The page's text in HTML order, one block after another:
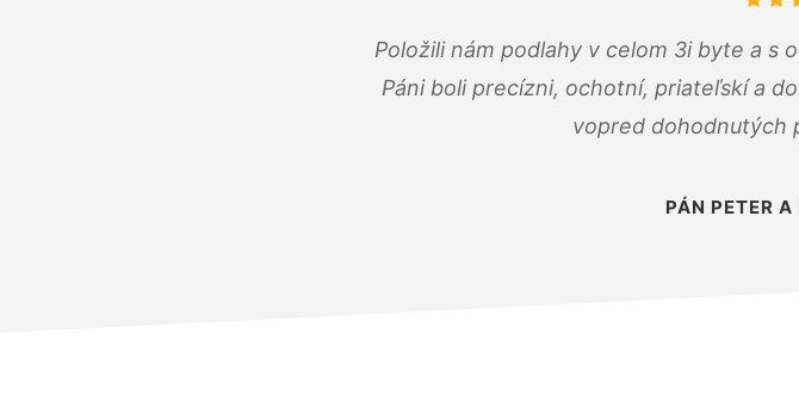
Položili nám podlahy v celom 3i byte a s
Páni boli precízni, ochotní, priateľskí a
vopred dohodnutých
PÁN PETER